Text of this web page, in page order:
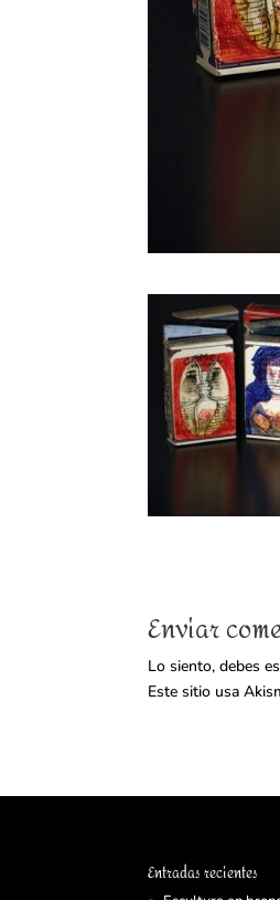
Enviar
Lo siento, debes
Este sitio usa
Entradas recientes